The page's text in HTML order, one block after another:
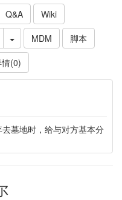
Q&A
Wiki
MDM
脚本
(0)
墓地时，给与对方基本分